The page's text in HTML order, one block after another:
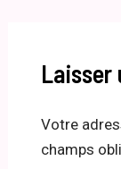
Laisser
Votre
champs